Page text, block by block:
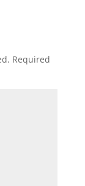
Required